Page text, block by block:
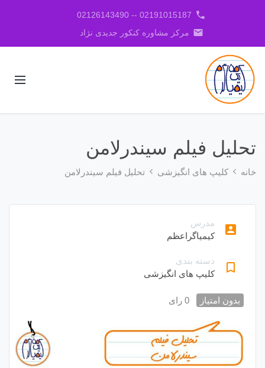
phone
02191015187 -- 02126143490
email مرکز مشاوره کنکور جدیدی نژاد
تحلیل فیلم سیندرلامن
خانه کلیپ های انگیزشی تحلیل فیلم سیندرلامن
account_box
مدرس
کیمیاگراعظم
bookmark_border
دسته بندی
کلیپ های انگیزشی
بدون امتیاز 0 رای